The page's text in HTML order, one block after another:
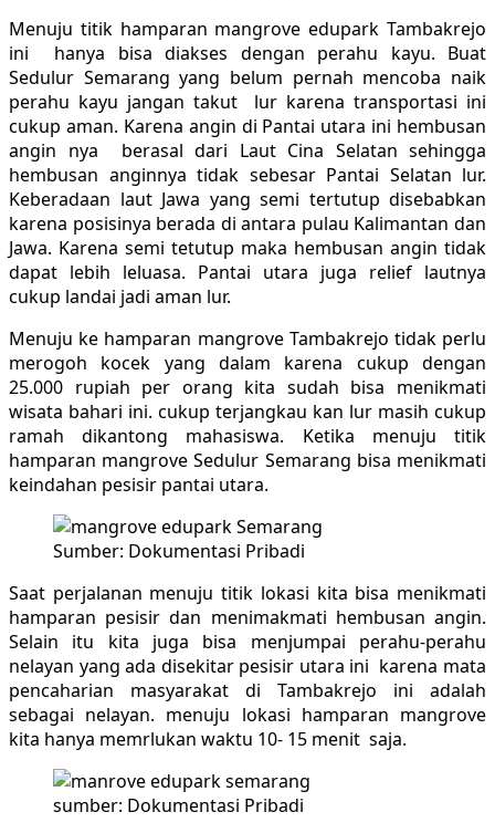
Menuju titik hamparan mangrove edupark Tambakrejo
ini hanya bisa diakses dengan perahu kayu. Buat
Sedulur Semarang yang belum pernah mencoba naik
perahu kayu jangan takut lur karena transportasi ini
cukup aman. Karena angin di Pantai utara ini hembusan
angin nya berasal dari Laut Cina Selatan sehingga
hembusan anginnya tidak sebesar Pantai Selatan lur.
Keberadaan laut Jawa yang semi tertutup disebabkan
karena posisinya berada di antara pulau Kalimantan dan
Jawa. Karena semi tetutup maka hembusan angin tidak
dapat lebih leluasa. Pantai utara juga relief lautnya
cukup landai jadi aman lur.
Menuju ke hamparan mangrove Tambakrejo tidak perlu
merogoh kocek yang dalam karena cukup dengan
25.000 rupiah per orang kita sudah bisa menikmati
wisata bahari ini. cukup terjangkau kan lur masih cukup
ramah dikantong mahasiswa. Ketika menuju titik
hamparan mangrove Sedulur Semarang bisa menikmati
keindahan pesisir pantai utara.
Sumber: Dokumentasi Pribadi
Saat perjalanan menuju titik lokasi kita bisa menikmati
hamparan pesisir dan menimakmati hembusan angin.
Selain itu kita juga bisa menjumpai perahu-perahu
nelayan yang ada disekitar pesisir utara ini karena mata
pencaharian masyarakat di Tambakrejo ini adalah
sebagai nelayan. menuju lokasi hamparan mangrove
kita hanya memrlukan waktu 10- 15 menit saja.
sumber: Dokumentasi Pribadi